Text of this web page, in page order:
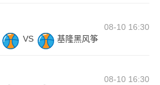
08-10 16:30
VS 基隆黑风筝
08-10 16:30